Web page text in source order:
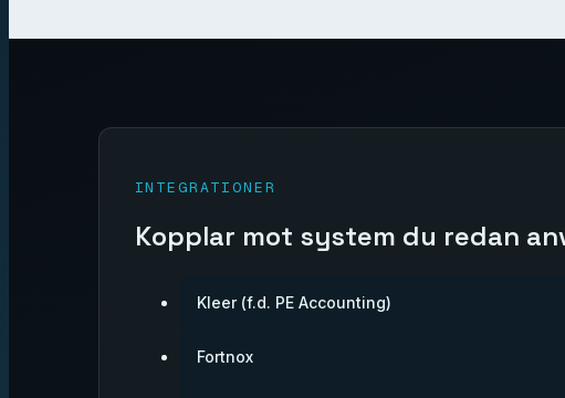
INTEGRATIONER
Kopplar mot system du redan
Kleer (f.d. PE Accounting)
Fortnox